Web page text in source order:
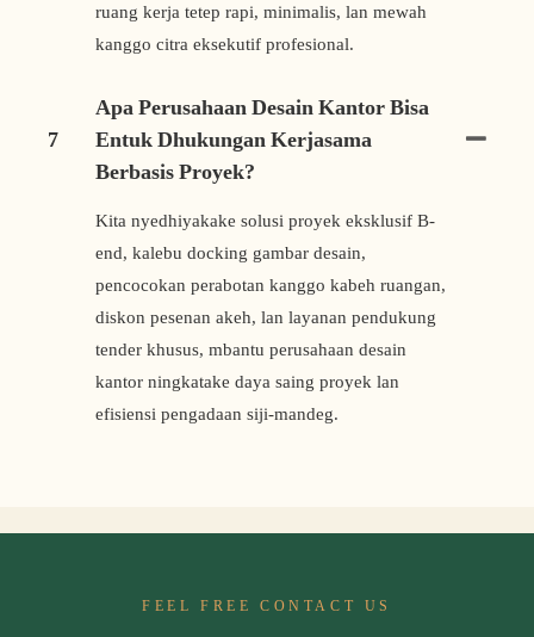
ruang kerja tetep rapi, minimalis, lan mewah
kanggo citra eksekutif profesional.
7
Apa Perusahaan Desain Kantor Bisa
Entuk Dhukungan Kerjasama
Berbasis Proyek?
Kita nyedhiyakake solusi proyek eksklusif B-
end, kalebu docking gambar desain,
pencocokan perabotan kanggo kabeh ruangan,
diskon pesenan akeh, lan layanan pendukung
tender khusus, mbantu perusahaan desain
kantor ningkatake daya saing proyek lan
efisiensi pengadaan siji-mandeg.
FEEL FREE CONTACT US